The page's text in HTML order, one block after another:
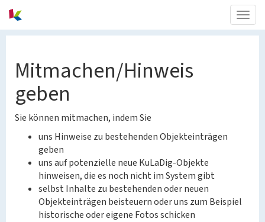
Mitmachen/Hinweis
geben
Sie können mitmachen, indem Sie
uns Hinweise zu bestehenden Objekteinträgen
geben
uns auf potenzielle neue KuLaDig-Objekte
hinweisen, die es noch nicht im System gibt
selbst Inhalte zu bestehenden oder neuen
Objekteinträgen beisteuern oder uns zum Beispiel
historische oder eigene Fotos schicken